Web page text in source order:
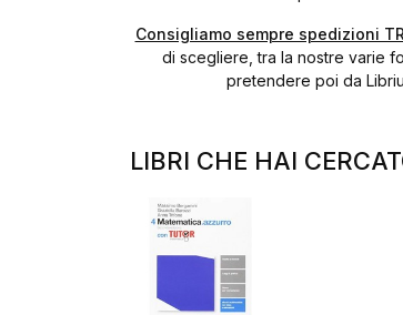
Consigliamo sempre spedizioni
di scegliere, tra la nostre varie
pretendere poi da
LIBRI CHE HAI